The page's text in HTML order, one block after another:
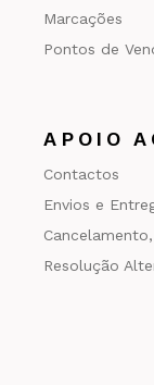
Marcações
Pontos de
APOIO
Contactos
Envios e
Resolução